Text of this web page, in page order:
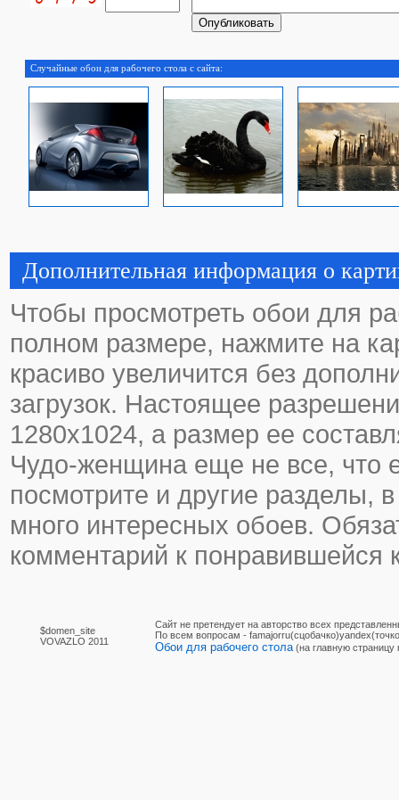
Случайные обои для рабочего стола с сайта:
Дополнительная информация о
Чтобы просмотреть обои для
полном размере, нажмите на
красиво увеличится без
загрузок. Настоящее
1280х1024, а размер ее
Чудо-женщина еще не все, что
посмотрите и другие разделы,
много интересных обоев.
комментарий к понравившейся
$domen_site
VOVAZLO 2011
Сайт не претендует на авторство всех
По вcем вопросам -
Обои для рабочего стола (на главную страницу